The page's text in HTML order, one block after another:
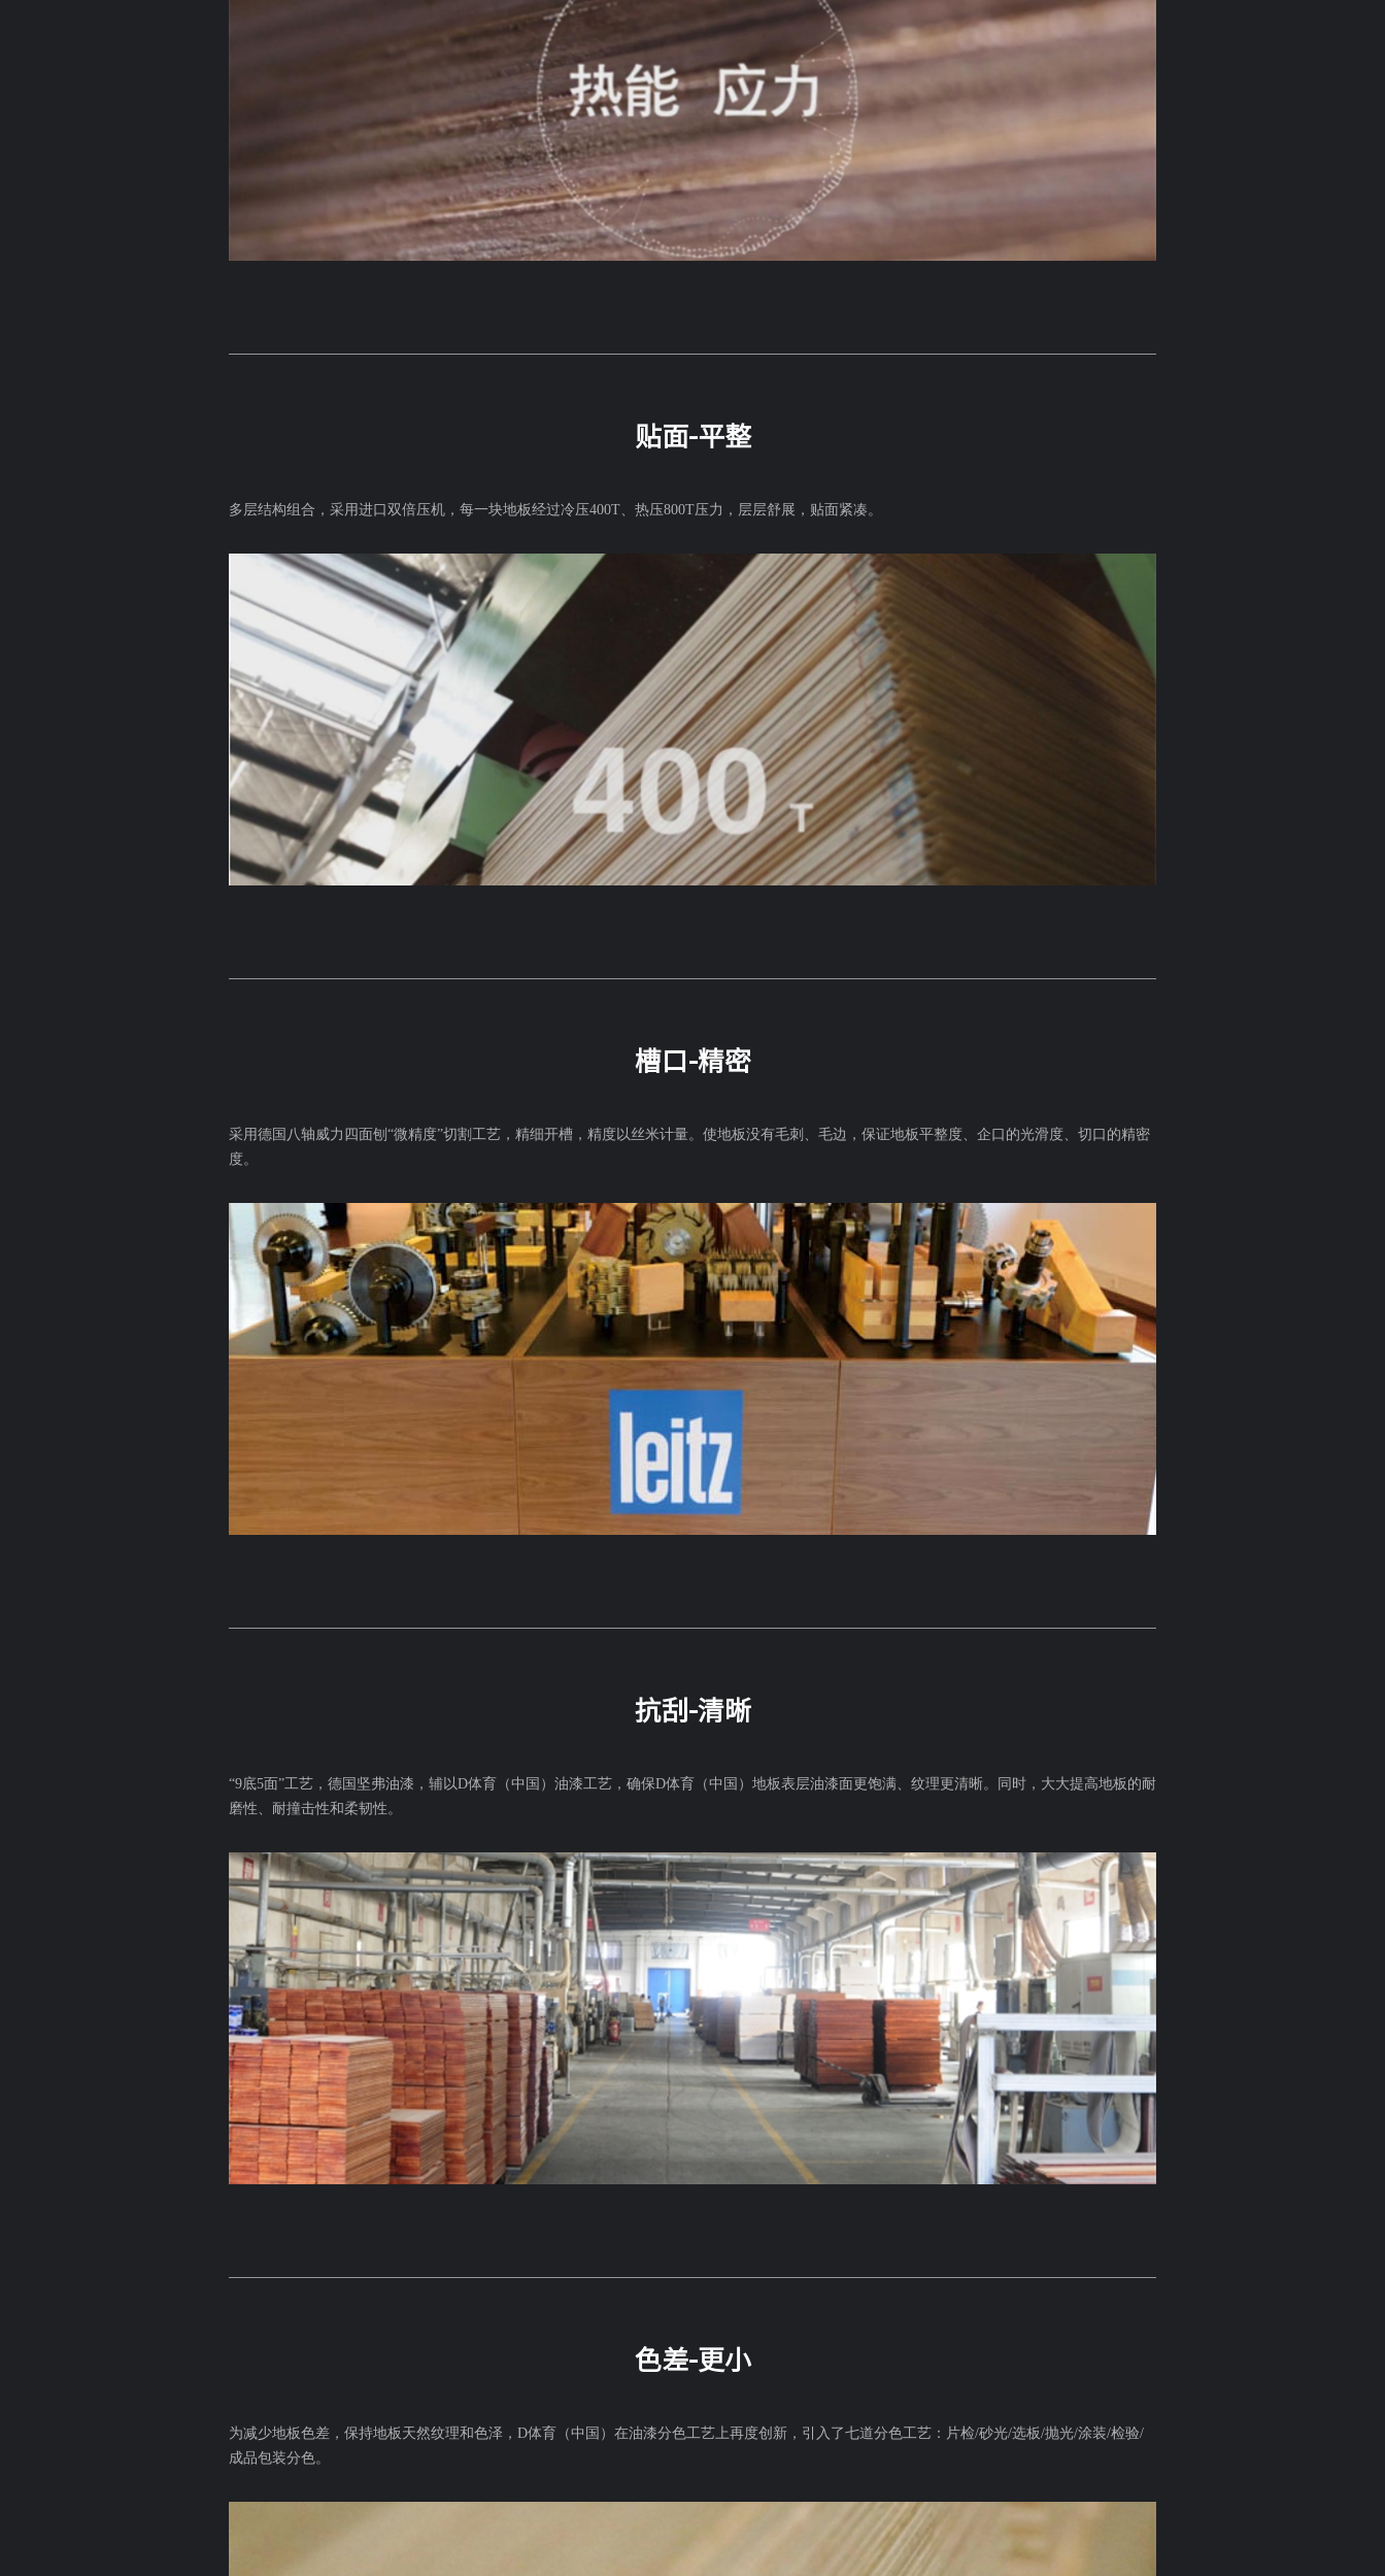
贴面-平整
多层结构组合，采用进口双倍压机，每一块地板经过冷压400T、热压800T压力，层层舒展，贴面紧凑。
槽口-精密
采用德国八轴威力四面刨“微精度”切割工艺，精细开槽，精度以丝米计量。使地板没有毛刺、毛边，保证地板平整度、企口的光滑度、切口的精密
度。
抗刮-清晰
“9底5面”工艺，德国坚弗油漆，辅以D体育（中国）油漆工艺，确保D体育（中国）地板表层油漆面更饱满、纹理更清晰。同时，大大提高地板的耐
磨性、耐撞击性和柔韧性。
色差-更小
为减少地板色差，保持地板天然纹理和色泽，D体育（中国）在油漆分色工艺上再度创新，引入了七道分色工艺：片检/砂光/选板/抛光/涂装/检验/
成品包装分色。